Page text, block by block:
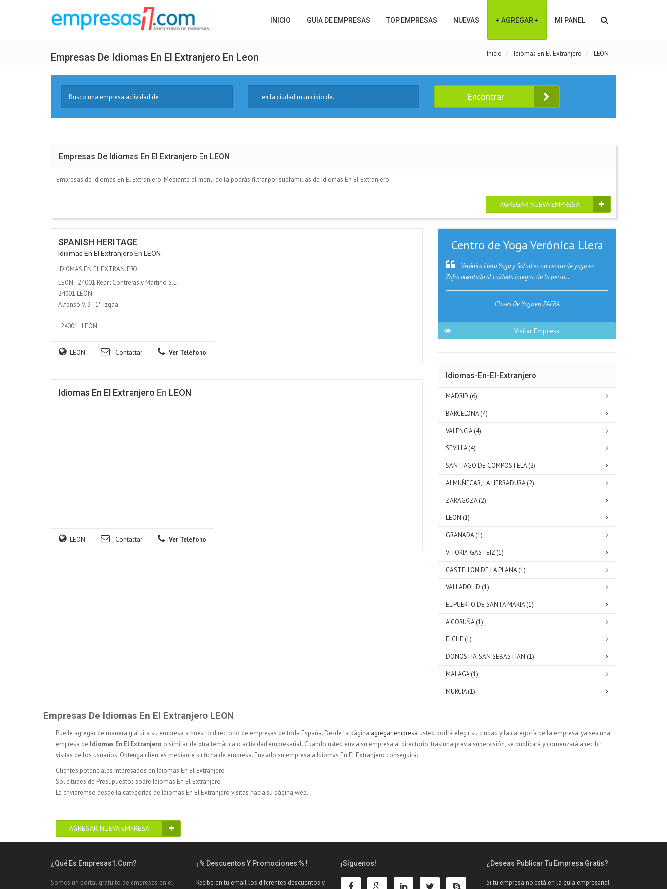
INICIO GUIA DE EMPRESAS TOP EMPRESAS NUEVAS + AGREGAR + MI PANEL
Empresas De Idiomas En El Extranjero En Leon Inicio Idiomas En El Extranjero LEON
Texto
Encontrar
Empresas De Idiomas En El Extranjero En LEON
Empresas de Idiomas En El Extranjero. Mediante el menú de la podrás filtrar por subfamilias de Idiomas En El Extranjero.
AGREGAR NUEVA EMPRESA
SPANISH HERITAGE
Idiomas En El Extranjero En LEON
IDIOMAS EN EL EXTRANJERO
LEON - 24001 Repr.: Contreras y Martino S.L.
24001 LEÓN
Alfonso V, 3 - 1º izqda.
, 24001 , LEON
LEON Contactar Ver Teléfono
Idiomas En El Extranjero En LEON
LEON Contactar Ver Teléfono
Centro de Yoga Verónica Llera
Verónica Llera Yoga y Salud es un centro de yoga en
Zafra orientado al cuidado integral de la perso...
Clases De Yoga en ZAFRA
Visitar Empresa
Idiomas-En-El-Extranjero
MADRID (6)
BARCELONA (4)
VALENCIA (4)
SEVILLA (4)
SANTIAGO DE COMPOSTELA (2)
ALMUÑECAR, LA HERRADURA (2)
ZARAGOZA (2)
LEON (1)
GRANADA (1)
VITORIA-GASTEIZ (1)
CASTELLON DE LA PLANA (1)
VALLADOLID (1)
EL PUERTO DE SANTA MARIA (1)
A CORUÑA (1)
ELCHE (1)
DONOSTIA-SAN SEBASTIAN (1)
MALAGA (1)
MURCIA (1)
Empresas De Idiomas En El Extranjero LEON
Puede agregar de manera gratuita su empresa a nuestro directorio de empresas de toda España. Desde la página agregar empresa usted podrá elegir su ciudad y la categoría de la empresa, ya sea una
empresa de Idiomas En El Extranjero o similar, de otra temática o actividad empresarial. Cuando usted envia su empresa al directorio, tras una previa supervisión, se publicará y comenzará a recibir
visitas de los usuarios. Obtenga clientes mediante su ficha de empresa. Enviado su empresa a Idiomas En El Extranjero conseguirá:
Clientes potenciales interesados en Idiomas En El Extranjero
Solicitudes de Presupuestos sobre Idiomas En El Extranjero
Le enviaremso desde la categorías de Idiomas En El Extranjero visitas hacia su página web.
AGREGAR NUEVA EMPRESA
¿Qué Es Empresas1.com?
Somos un portal gratuito de empresas en el
¡ % Descuentos Y Promociones % !
Recibe en tu email los diferentes descuentos y
¡Síguenos! ¿Deseas Publicar Tu Empresa Gratis?
Si tu empresa no está en la guía empresarial